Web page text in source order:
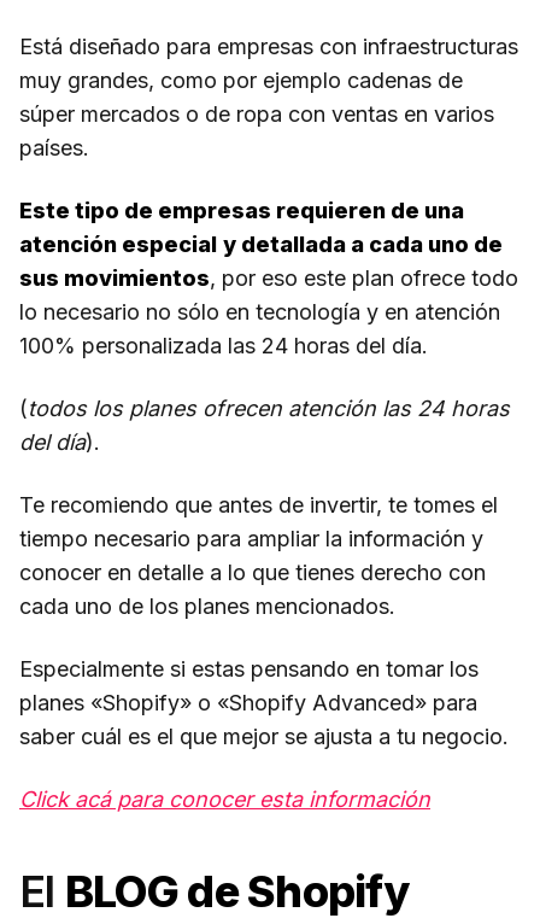
Está diseñado para empresas con infraestructuras
muy grandes, como por ejemplo cadenas de
súper mercados o de ropa con ventas en varios
países.
Este tipo de empresas requieren de una
atención especial y detallada a cada uno de
sus movimientos, por eso este plan ofrece todo
lo necesario no sólo en tecnología y en atención
100% personalizada las 24 horas del día.
(todos los planes ofrecen atención las 24 horas
del día).
Te recomiendo que antes de invertir, te tomes el
tiempo necesario para ampliar la información y
conocer en detalle a lo que tienes derecho con
cada uno de los planes mencionados.
Especialmente si estas pensando en tomar los
planes «Shopify» o «Shopify Advanced» para
saber cuál es el que mejor se ajusta a tu negocio.
Click acá para conocer esta información
El BLOG de Shopify